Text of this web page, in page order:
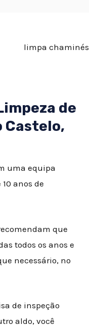
de
Castelo,
uma equipa
anos de
que
todos os anos e
necessário, no
de inspeção
aldo, você